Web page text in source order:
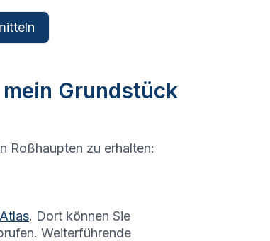
Grundstück
Roßhaupten zu erhalten:
. Dort können Sie
Weiterführende